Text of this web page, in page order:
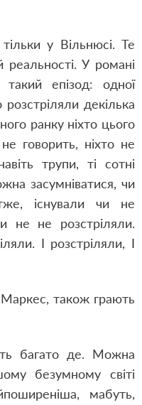
у Вільнюсі. Те
У романі
епізод: одної
декілька
ранку ніхто цього
говорить, ніхто не
трупи, ті сотні
засумніватися, чи
існували чи не
не не розстріляли.
І розстріляли, І
також грають
багато де. Можна
безумному світі
мабуть,